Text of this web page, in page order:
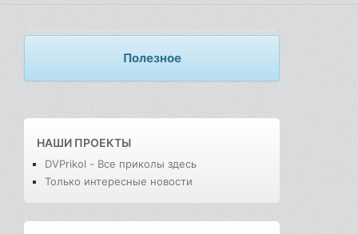
Полезное
НАШИ ПРОЕКТЫ
DVPrikol - Все приколы здесь
Только интересные новости